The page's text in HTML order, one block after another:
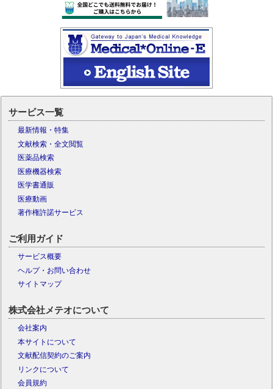
サービス一覧
最新情報・特集
文献検索・全文閲覧
医薬品検索
医療機器検索
医学書通販
医療動画
著作権許諾サービス
ご利用ガイド
サービス概要
ヘルプ・お問い合わせ
サイトマップ
株式会社メテオについて
会社案内
本サイトについて
文献配信契約のご案内
リンクについて
会員規約